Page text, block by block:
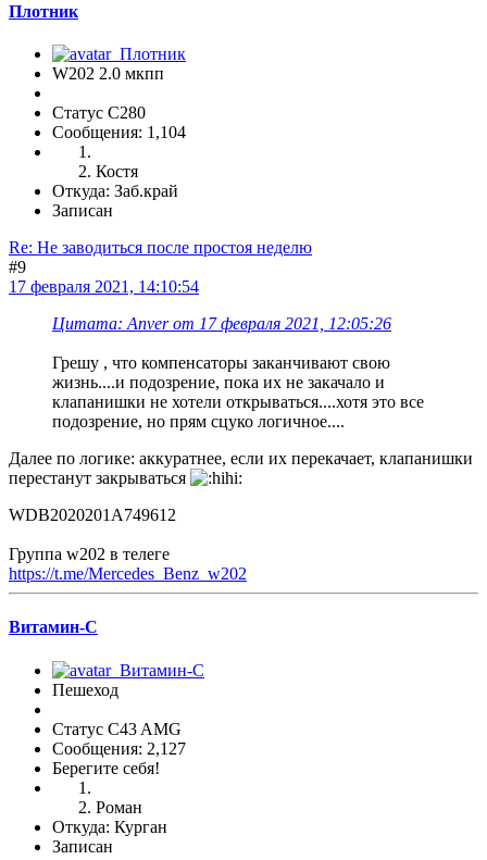
Плотник
W202 2.0 мкпп
Статус C280
Сообщения: 1,104
Костя
Откуда: Заб.край
Записан
Re: Не заводиться после простоя неделю
#9
17 февраля 2021, 14:10:54
Цитата: Anver от 17 февраля 2021, 12:05:26
Грешу , что компенсаторы заканчивают свою
жизнь....и подозрение, пока их не закачало и
клапанишки не хотели открываться....хотя это все
подозрение, но прям сцуко логичное....
Далее по логике: аккуратнее, если их перекачает, клапанишки
перестанут закрываться
WDB2020201A749612
Группа w202 в телеге
https://t.me/Mercedes_Benz_w202
Витамин-С
Пешеход
Статус C43 AMG
Сообщения: 2,127
Берегите себя!
Роман
Откуда: Курган
Записан